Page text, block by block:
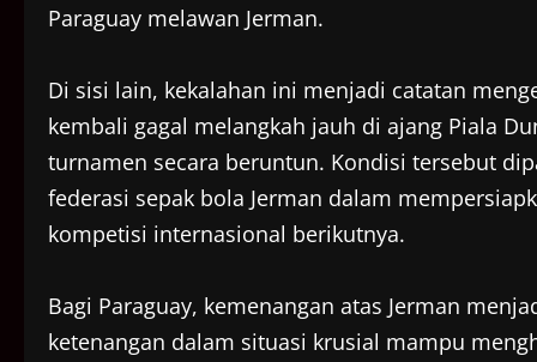
Paraguay melawan Jerman.
Di sisi lain, kekalahan ini menjadi catatan
kembali gagal melangkah jauh di ajang Piala
turnamen secara beruntun. Kondisi tersebut
federasi sepak bola Jerman dalam
kompetisi internasional berikutnya.
Bagi Paraguay, kemenangan atas Jerman
ketenangan dalam situasi krusial mampu